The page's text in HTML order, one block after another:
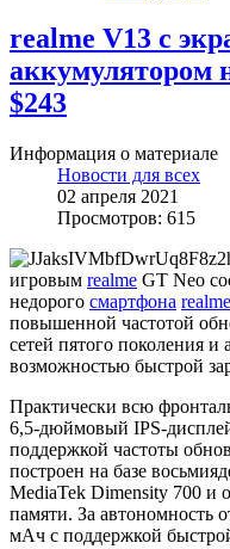
realme V13 с
аккумулятором
$243
Информация о материале
Новости для всех
02 апреля 2021
Просмотров: 615
игровым realme GT Neo
недорого смартфона realme
повышенной частотой
сетей пятого поколения
возможностью быстрой
Практически всю
6,5-дюймовый IPS-
поддержкой частоты
построен на базе
MediaTek Dimensity 700 и
памяти. За автономность
мАч с поддержкой